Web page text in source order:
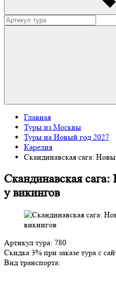
Главная
Туры из Москвы
Туры на Новый год 2027
Карелия
Скандинавская сага:
Скандинавская сага:
у викингов
Артикул тура: 780
Скидка 3% при заказе тура с
Вид транспорта: